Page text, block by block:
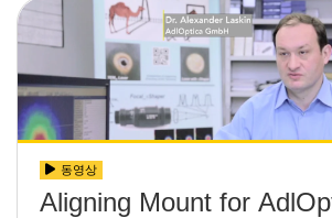
동영상
Aligning Mount for